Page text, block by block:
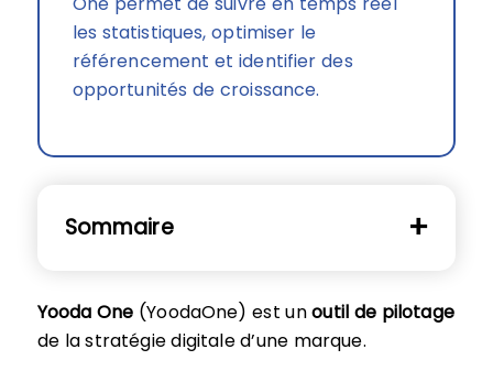
les statistiques, optimiser le
référencement et identifier des
opportunités de croissance.
Sommaire
Yooda One (YoodaOne) est unoutil de pilotage
de la stratégie digitale d’une marque.